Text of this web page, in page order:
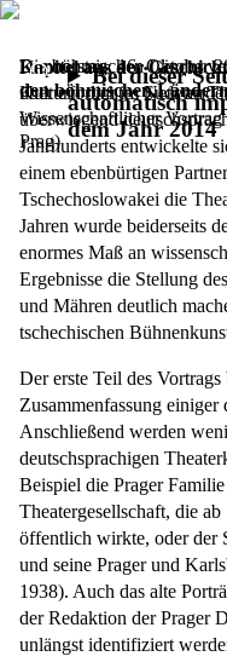
Bei dieser
automatisch
dem Jahr 2014
Kapitel aus der
den böhmischen
Wissenschaftlicher
Prag)
Die böhmischen Länder
über ein dichtes Netz an
überwiegend
Jahrhunderts entwickelte
einem ebenbürtigen
Tschechoslowakei die
Jahren wurde beiderseits
enormes Maß an
Ergebnisse die Stellung
und Mähren deutlich
tschechischen
Der erste Teil des
Zusammenfassung einiger
Anschließend werden
deutschsprachigen
Beispiel die Prager
Theatergesellschaft, die
öffentlich wirkte, oder der
und seine Prager und
1938). Auch das alte
der Redaktion der Prager
unlängst identifiziert
Donnerstag, 16. Oktober
Kulturforum im